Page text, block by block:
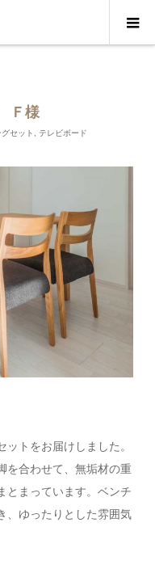
Ｆ様
セット テレビボード
トをお届けしました。
を合わせて、無垢材の重
とまっています。ベンチ
、ゆったりとした雰囲気